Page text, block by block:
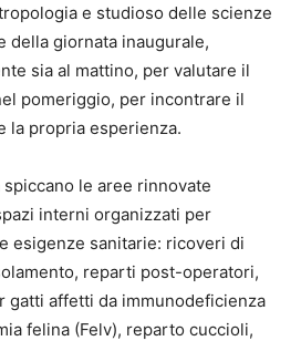
e studioso delle scienze
della giornata inaugurale,
sia al mattino, per valutare il
pomeriggio, per incontrare il
la propria esperienza.
le aree rinnovate
interni organizzati per
esigenze sanitarie: ricoveri di
reparti post-operatori,
gatti affetti da immunodeficienza
felina (Felv), reparto cuccioli,